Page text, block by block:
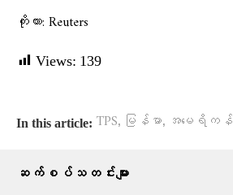
ကိုးကား: Reuters
Views: 139
In this article: TPS, မြန်မာ, အမေရိကန်
ဆက်စပ်သတင်းများ